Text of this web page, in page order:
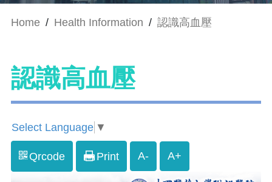
Home / Health Information / 認識高血壓
認識高血壓
Select Language ▼
Qrcode Print A- A+